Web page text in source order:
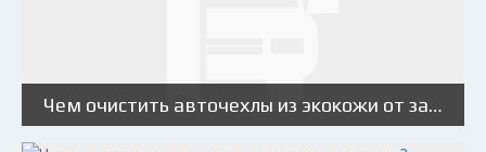
Чем очистить авточехлы из экокожи от загрязнений?